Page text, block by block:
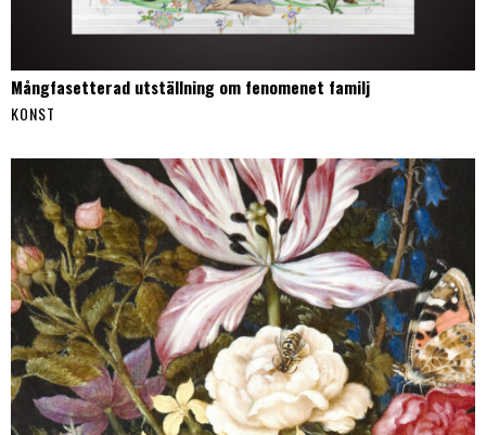
Mångfasetterad utställning om fenomenet familj
KONST